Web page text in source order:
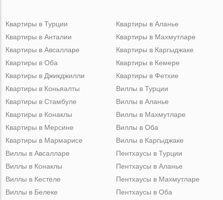
Квартиры в Турции
Квартиры в Анталии
Квартиры в Авсалларе
Квартиры в Оба
Квартиры в Джикджилли
Квартиры в Аланье
Квартиры в Махмутларе
Квартиры в Каргыджаке
Квартиры в Кемере
Квартиры в Фетхие
Квартиры в Коньяалты
Квартиры в Стамбуле
Квартиры в Конаклы
Квартиры в Мерсине
Квартиры в Мармарисе
Виллы в Турции
Виллы в Аланье
Виллы в Махмутларе
Виллы в Оба
Виллы в Каргыджаке
Виллы в Авсалларе
Виллы в Конаклы
Виллы в Кестеле
Виллы в Белеке
Пентхаусы в Турции
Пентхаусы в Аланье
Пентхаусы в Махмутларе
Пентхаусы в Оба